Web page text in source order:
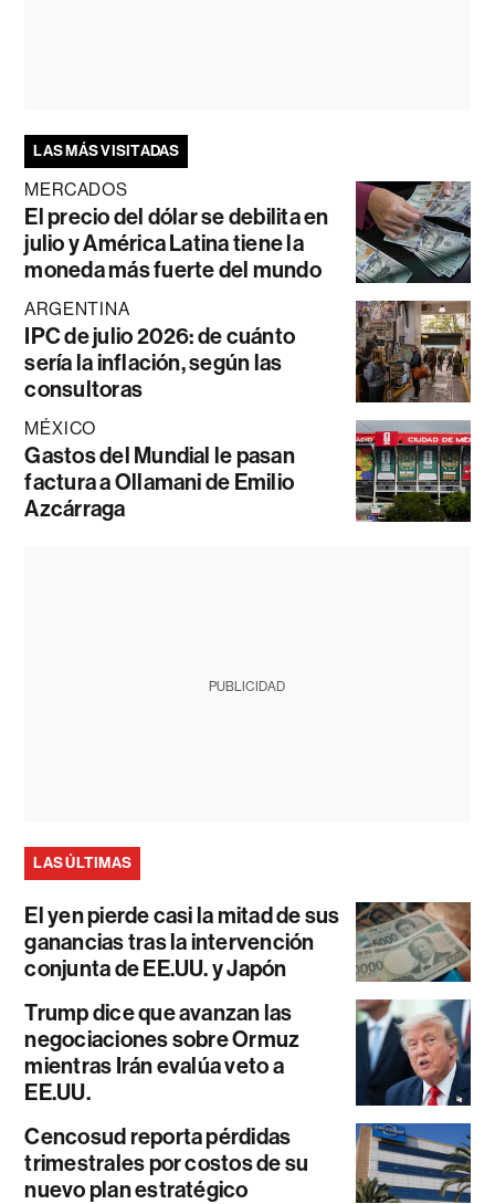
LAS MÁS VISITADAS
MERCADOS
El precio del dólar se debilita en
julio y América Latina tiene la
moneda más fuerte del mundo
ARGENTINA
IPC de julio 2026: de cuánto
sería la inflación, según las
consultoras
MÉXICO
Gastos del Mundial le pasan
factura a Ollamani de Emilio
Azcárraga
PUBLICIDAD
LAS ÚLTIMAS
El yen pierde casi la mitad de sus
ganancias tras la intervención
conjunta de EE.UU. y Japón
Trump dice que avanzan las
negociaciones sobre Ormuz
mientras Irán evalúa veto a
EE.UU.
Cencosud reporta pérdidas
trimestrales por costos de su
nuevo plan estratégico